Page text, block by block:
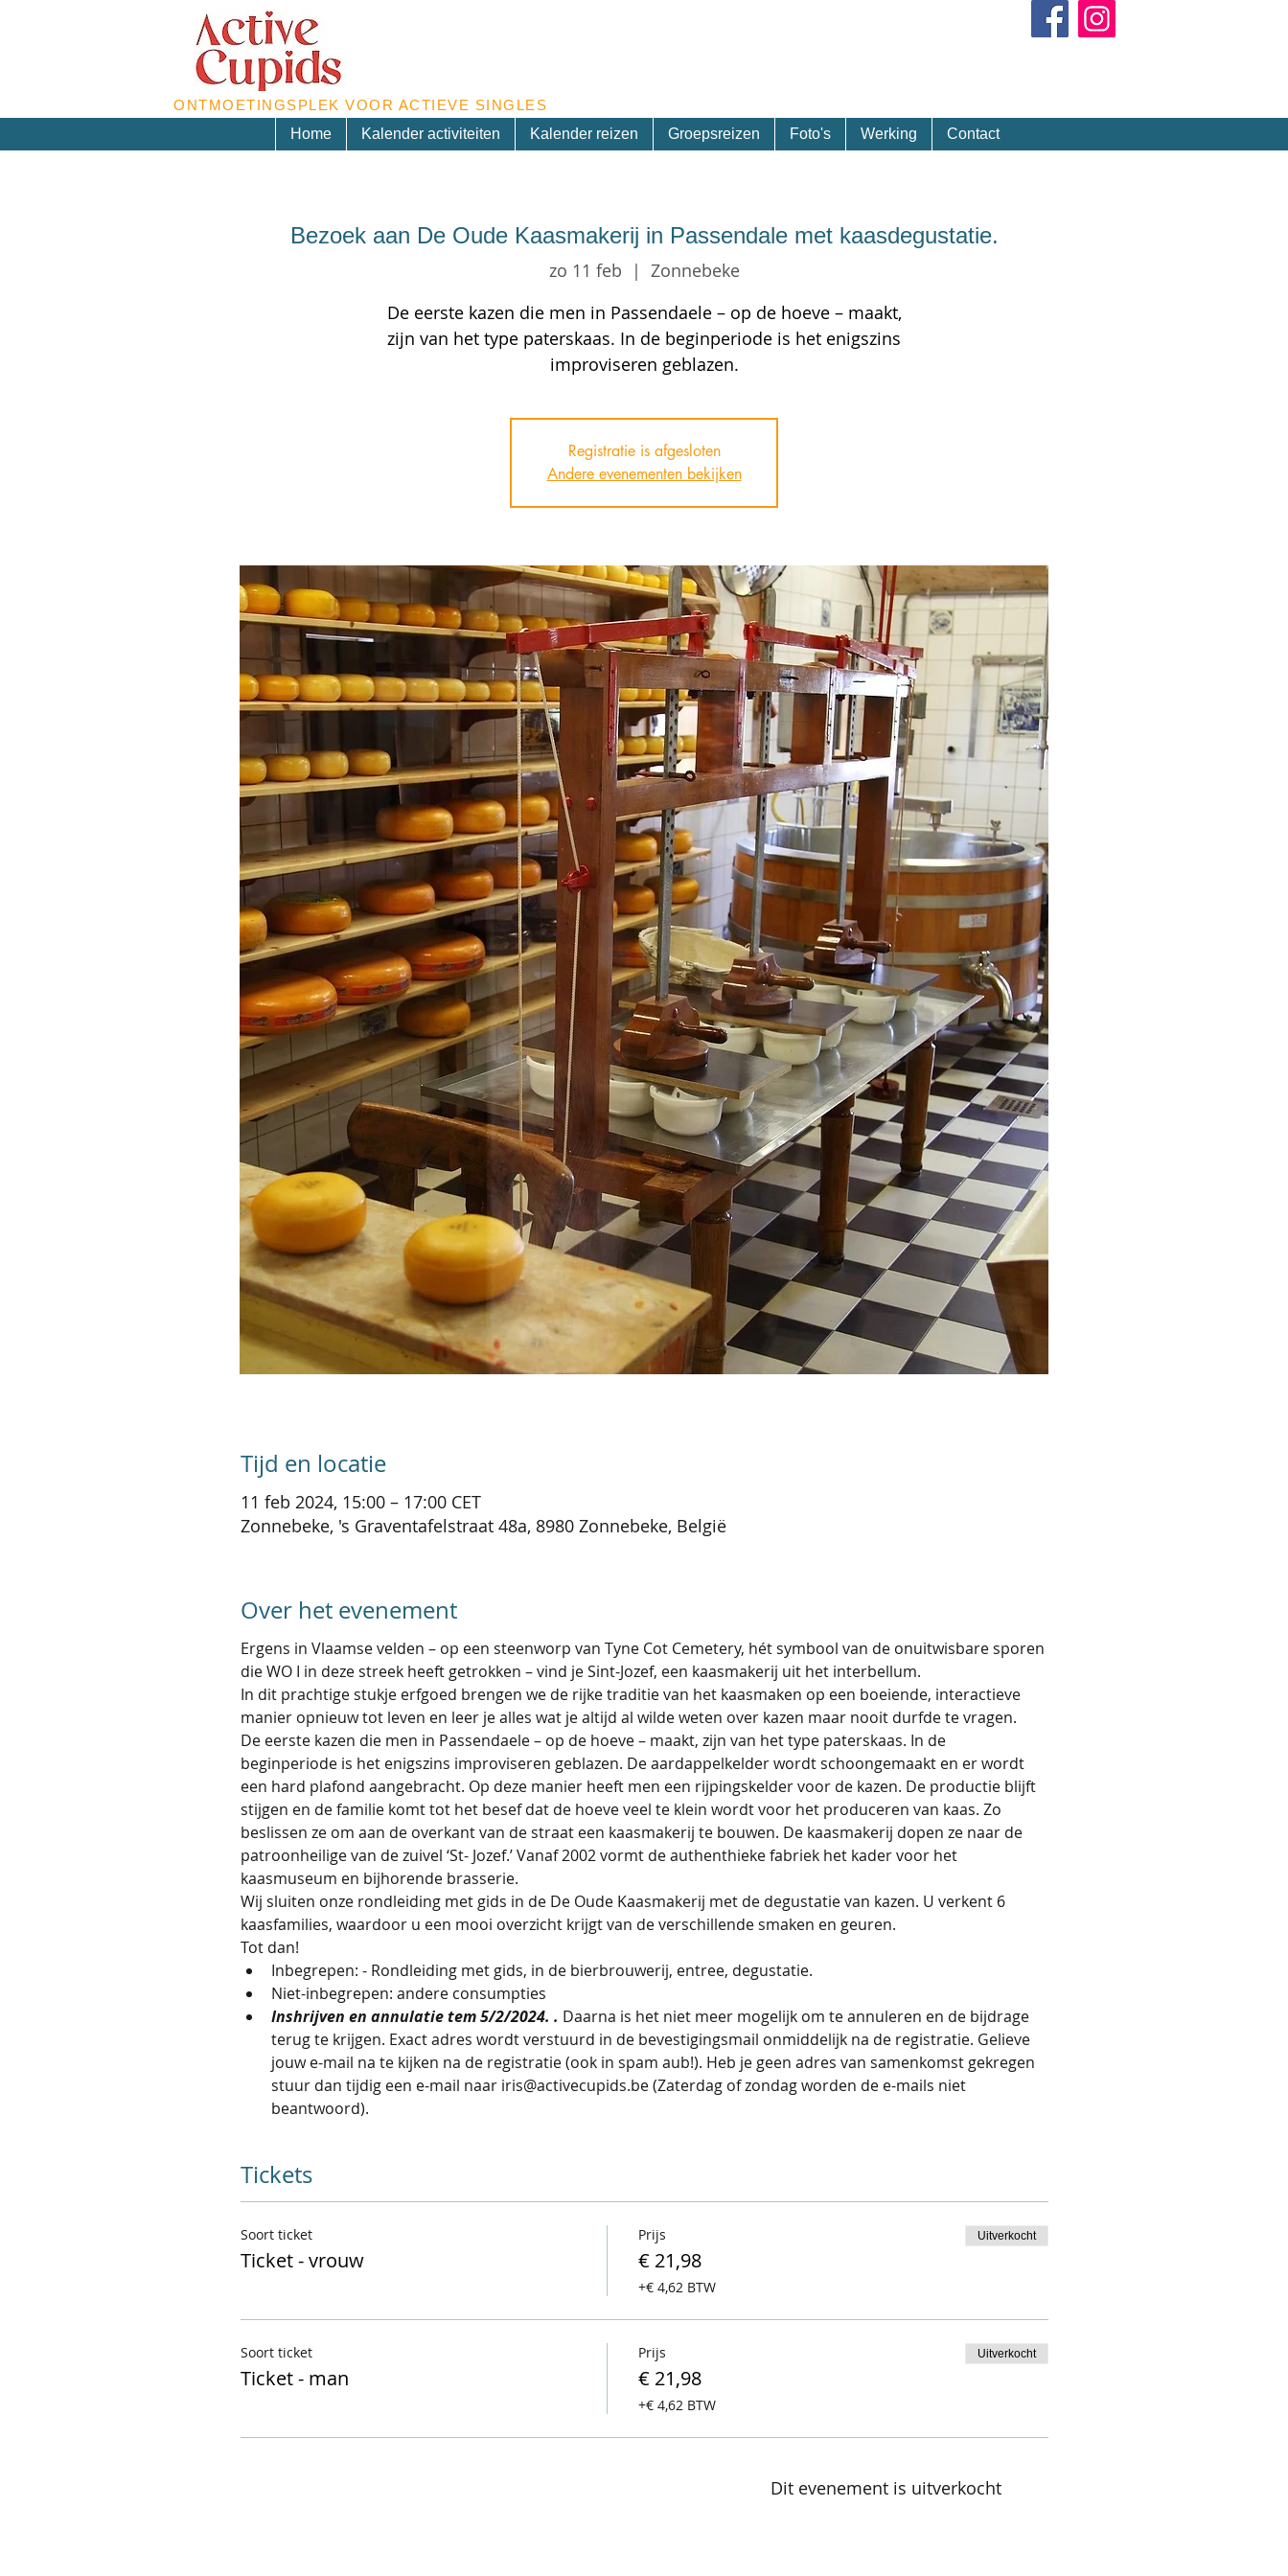
ONTMOETINGSPLEK VOOR ACTIEVE SINGLES
Home
Kalender activiteiten Kalender reizen Groepsreizen Foto's Werking Contact
Bezoek aan De Oude Kaasmakerij in Passendale met kaasdegustatie.
zo 11 feb
  |
Zonnebeke
De eerste kazen die men in Passendaele – op de hoeve – maakt,
zijn van het type paterskaas. In de beginperiode is het enigszins
improviseren geblazen.
Registratie is afgesloten
Andere evenementen bekijken
Tijd en locatie
11 feb 2024, 15:00 – 17:00 CET
Zonnebeke, 's Graventafelstraat 48a, 8980 Zonnebeke, België
Over het evenement
Ergens in Vlaamse velden – op een steenworp van Tyne Cot Cemetery, hét symbool van de onuitwisbare sporen
die WO I in deze streek heeft getrokken – vind je Sint-Jozef, een kaasmakerij uit het interbellum.
In dit prachtige stukje erfgoed brengen we de rijke traditie van het kaasmaken op een boeiende, interactieve
manier opnieuw tot leven en leer je alles wat je altijd al wilde weten over kazen maar nooit durfde te vragen.
De eerste kazen die men in Passendaele – op de hoeve – maakt, zijn van het type paterskaas. In de
beginperiode is het enigszins improviseren geblazen. De aardappelkelder wordt schoongemaakt en er wordt
een hard plafond aangebracht. Op deze manier heeft men een rijpingskelder voor de kazen. De productie blijft
stijgen en de familie komt tot het besef dat de hoeve veel te klein wordt voor het produceren van kaas. Zo
beslissen ze om aan de overkant van de straat een kaasmakerij te bouwen. De kaasmakerij dopen ze naar de
patroonheilige van de zuivel ‘St- Jozef.’ Vanaf 2002 vormt de authenthieke fabriek het kader voor het
kaasmuseum en bijhorende brasserie.
Wij sluiten onze rondleiding met gids in de De Oude Kaasmakerij met de degustatie van kazen. U verkent 6
kaasfamilies, waardoor u een mooi overzicht krijgt van de verschillende smaken en geuren.
Tot dan!
Inbegrepen: - Rondleiding met gids, in de bierbrouwerij, entree, degustatie.
Niet-inbegrepen: andere consumpties
Inshrijven en annulatie tem 5/2/2024. . Daarna is het niet meer mogelijk om te annuleren en de bijdrage
terug te krijgen. Exact adres wordt verstuurd in de bevestigingsmail onmiddelijk na de registratie. Gelieve
jouw e-mail na te kijken na de registratie (ook in spam aub!). Heb je geen adres van samenkomst gekregen
stuur dan tijdig een e-mail naar iris@activecupids.be (Zaterdag of zondag worden de e-mails niet
beantwoord).
Tickets
Soort ticket
Ticket - vrouw
Prijs
€ 21,98
+€ 4,62 BTW
Uitverkocht
Soort ticket
Ticket - man
Prijs
€ 21,98
+€ 4,62 BTW
Uitverkocht
Dit evenement is uitverkocht